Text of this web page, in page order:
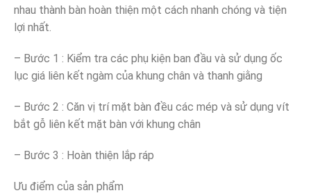
nhau thành bàn hoàn thiện một cách nhanh chóng và tiện
lợi nhất.
– Bước 1 : Kiểm tra các phụ kiện ban đầu và sử dụng ốc
lục giá liên kết ngàm của khung chân và thanh giằng
– Bước 2 : Căn vị trí mặt bàn đều các mép và sử dụng vít
bắt gỗ liên kết mặt bàn với khung chân
– Bước 3 : Hoàn thiện lắp ráp
Ưu điểm của sản phẩm